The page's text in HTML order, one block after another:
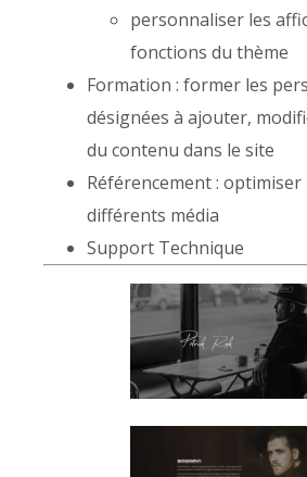
personnaliser les
fonctions du thème
Formation : former les
désignées à ajouter,
du contenu dans le site
Référencement :
différents média
Support Technique